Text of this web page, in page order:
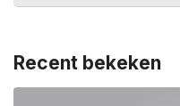
Recent bekeken